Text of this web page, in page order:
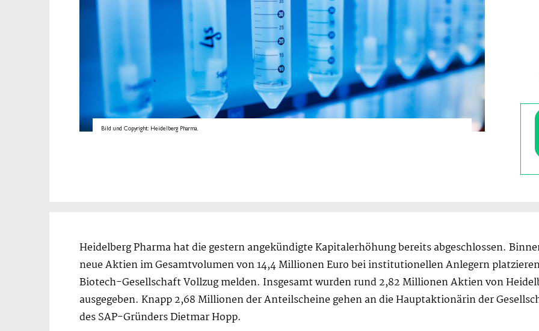
Bild und Copyright: Heidelberg Pharma.
Heidelberg Pharma hat die gestern angekündigte Kapitalerhöhung bereits abgeschlossen.
neue Aktien im Gesamtvolumen von 14,4 Millionen Euro bei institutionellen Anlegern
Biotech-Gesellschaft Vollzug melden. Insgesamt wurden rund 2,82 Millionen Aktien von
ausgegeben. Knapp 2,68 Millionen der Anteilscheine gehen an die Hauptaktionärin der
des SAP-Gründers Dietmar Hopp.